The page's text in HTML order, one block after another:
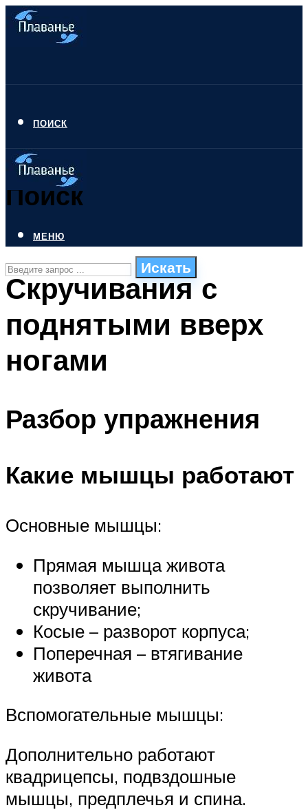
ПОИСК
Поиск
Искать
СТИЛИ ПЛАВАНЬЯ
ПЛАВАНЬЕ ДЛЯ ДЕТЕЙ
БАССЕЙН ДЛЯ ДОМА
МЕНЮ
МЕНЮ
Скручивания с
поднятыми вверх
ногами
Разбор упражнения
Какие мышцы работают
Основные мышцы:
Прямая мышца живота
позволяет выполнить
скручивание;
Косые – разворот корпуса;
Поперечная – втягивание
живота
Вспомогательные мышцы:
Дополнительно работают
квадрицепсы, подвздошные
мышцы, предплечья и спина.